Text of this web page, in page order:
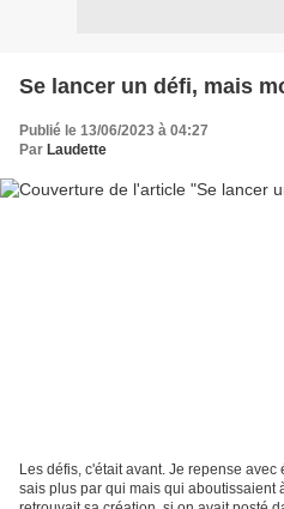
Se lancer un défi, mais
Publié le 13/06/2023 à 04:27
Par Laudette
Les défis, c'était avant. Je repense
sais plus par qui mais qui aboutissaient